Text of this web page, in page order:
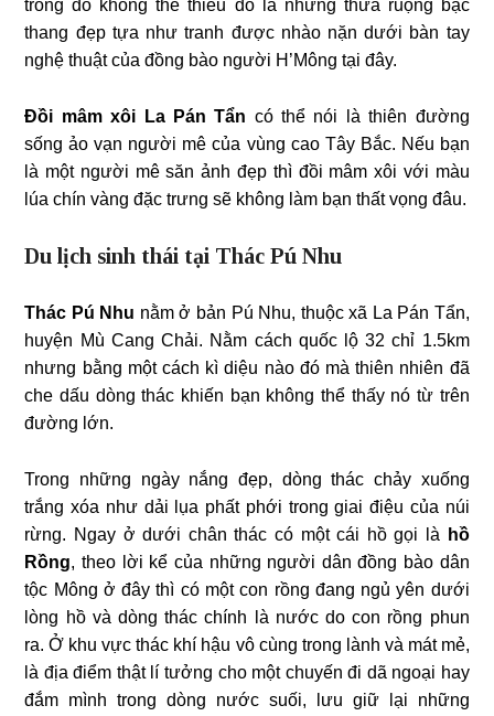
trong đó không thể thiếu đó là những thửa ruộng bậc
thang đẹp tựa như tranh được nhào nặn dưới bàn tay
nghệ thuật của đồng bào người H’Mông tại đây.
Đồi mâm xôi La Pán Tẩn có thể nói là thiên đường
sống ảo vạn người mê của vùng cao Tây Bắc. Nếu bạn
là một người mê săn ảnh đẹp thì đồi mâm xôi với màu
lúa chín vàng đặc trưng sẽ không làm bạn thất vọng đâu.
Du lịch sinh thái tại Thác Pú Nhu
Thác Pú Nhu nằm ở bản Pú Nhu, thuộc xã La Pán Tẩn,
huyện Mù Cang Chải. Nằm cách quốc lộ 32 chỉ 1.5km
nhưng bằng một cách kì diệu nào đó mà thiên nhiên đã
che dấu dòng thác khiến bạn không thể thấy nó từ trên
đường lớn.
Trong những ngày nắng đẹp, dòng thác chảy xuống
trắng xóa như dải lụa phất phới trong giai điệu của núi
rừng. Ngay ở dưới chân thác có một cái hồ gọi là
hồ
Rồng, theo lời kể của những người dân đồng bào dân
tộc Mông ở đây thì có một con rồng đang ngủ yên dưới
lòng hồ và dòng thác chính là nước do con rồng phun
ra. Ở khu vực thác khí hậu vô cùng trong lành và mát mẻ,
là địa điểm thật lí tưởng cho một chuyến đi dã ngoại hay
đắm mình trong dòng nước suối, lưu giữ lại những